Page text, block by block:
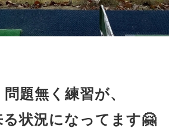
題無く練習が、
状況になってます🤗